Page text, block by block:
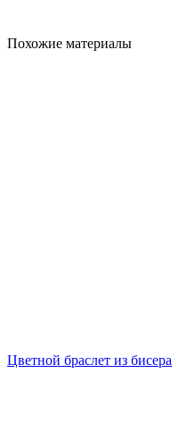
Похожие материалы
Цветной браслет из бисера